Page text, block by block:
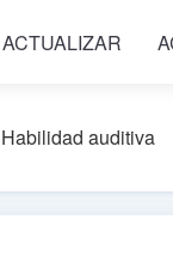
ACTUALIZAR
Habilidad auditiva